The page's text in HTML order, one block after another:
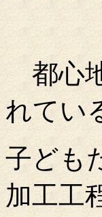
都心地
れてい
子ども
加工工